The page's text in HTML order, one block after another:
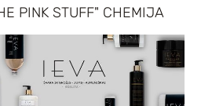
PINK STUFF" CHEMIJA